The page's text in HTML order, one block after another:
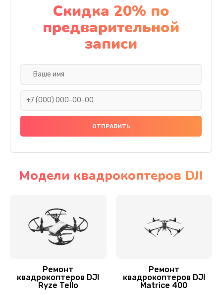
Настройка шифрования Wi-Fi
1000 руб.
Заказать
Установка антенны пульта
Замена шестерни
Замена оси квадрокоптера DJI
Заказать
Скидка 20% по
предварительной
записи
Модели квадрокоптеров DJI
Ремонт
квадрокоптеров DJI
Ryze Tello
Ремонт
квадрокоптеров DJI
Matrice 400